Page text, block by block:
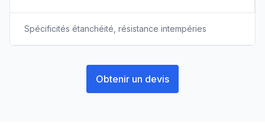
Spécificités étanchéité, résistance intempéries
Obtenir un devis